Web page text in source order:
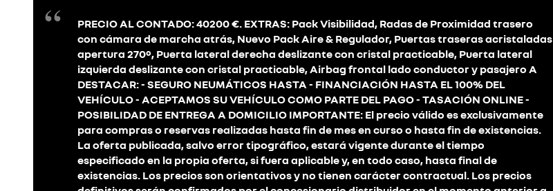
PRECIO AL CONTADO: 40200 €. EXTRAS: Pack Visibilidad, Radas de Proximidad trasero
con cámara de marcha atrás, Nuevo Pack Aire & Regulador, Puertas traseras acristaladas
apertura 270º, Puerta lateral derecha deslizante con cristal practicable, Puerta lateral
izquierda deslizante con cristal practicable, Airbag frontal lado conductor y pasajero A
DESTACAR: - SEGURO NEUMÁTICOS HASTA - FINANCIACIÓN HASTA EL 100% DEL
VEHÍCULO - ACEPTAMOS SU VEHÍCULO COMO PARTE DEL PAGO - TASACIÓN ONLINE -
POSIBILIDAD DE ENTREGA A DOMICILIO IMPORTANTE: El precio válido es exclusivamente
para compras o reservas realizadas hasta fin de mes en curso o hasta fin de existencias.
La oferta publicada, salvo error tipográfico, estará vigente durante el tiempo
especificado en la propia oferta, si fuera aplicable y, en todo caso, hasta final de
existencias. Los precios son orientativos y no tienen carácter contractual. Los precios